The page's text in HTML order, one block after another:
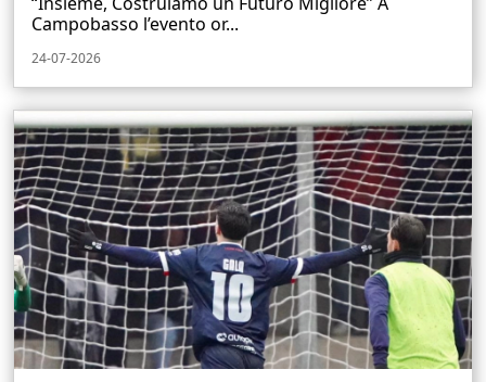
Campobasso l’evento or...
24-07-2026